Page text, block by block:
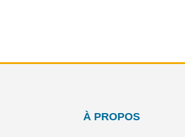
À PROPOS